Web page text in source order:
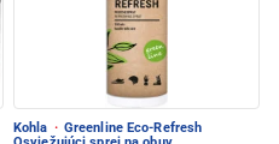
Kohla · Greenline Eco-Refresh